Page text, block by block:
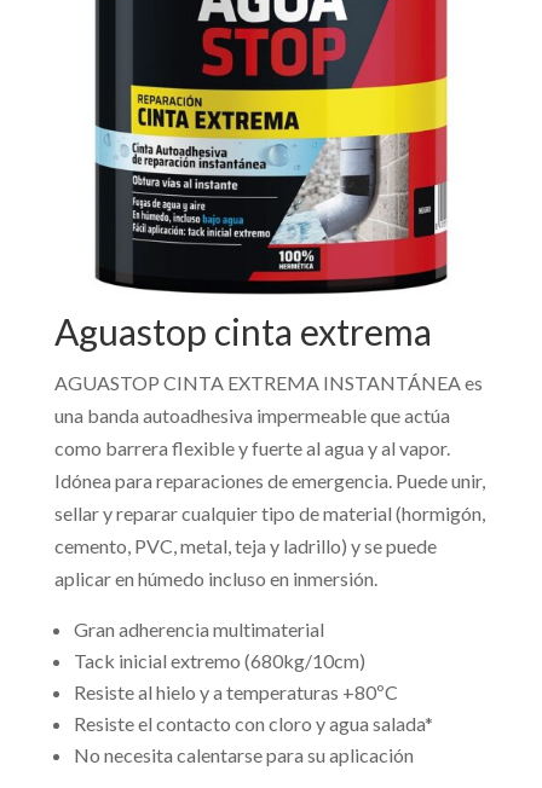
Aguastop cinta extrema
AGUASTOP CINTA EXTREMA INSTANTÁNEA es
una banda autoadhesiva impermeable que actúa
como barrera flexible y fuerte al agua y al vapor.
Idónea para reparaciones de emergencia. Puede unir,
sellar y reparar cualquier tipo de material (hormigón,
cemento, PVC, metal, teja y ladrillo) y se puede
aplicar en húmedo incluso en inmersión.
Gran adherencia multimaterial
Tack inicial extremo (680kg/10cm)
Resiste al hielo y a temperaturas +80ºC
Resiste el contacto con cloro y agua salada*
No necesita calentarse para su aplicación